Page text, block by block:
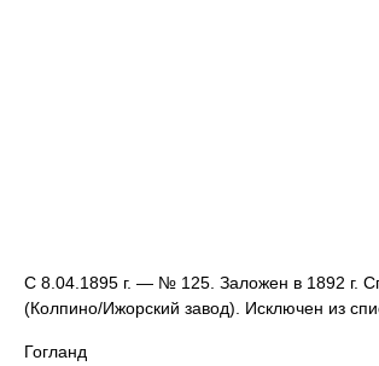
С 8.04.1895 г. — № 125. Заложен в 1892 г.
(Колпино/Ижорский завод). Исключен из
Гогланд